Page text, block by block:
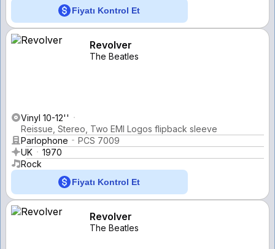
Fiyatı Kontrol Et
Revolver
The Beatles
Vinyl 10-12''
Reissue, Stereo, Two EMI Logos flipback sleeve
Parlophone
PCS 7009
UK
1970
Rock
Fiyatı Kontrol Et
Revolver
The Beatles